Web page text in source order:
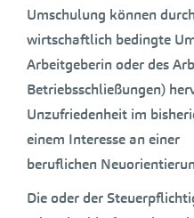
Umschulung können
wirtschaftlich bedingte
Arbeitgeberin oder des
Betriebsschließungen)
Unzufriedenheit im
einem Interesse an einer
beruflichen
Die oder der